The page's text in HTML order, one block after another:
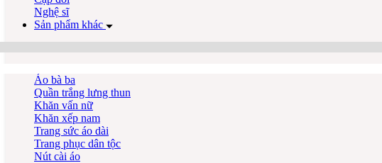
Nghệ sĩ
Sản phẩm khác
Áo bà ba
Quần trắng lưng thun
Khăn vấn nữ
Khăn xếp nam
Trang sức áo dài
Trang phục dân tộc
Nút cài áo